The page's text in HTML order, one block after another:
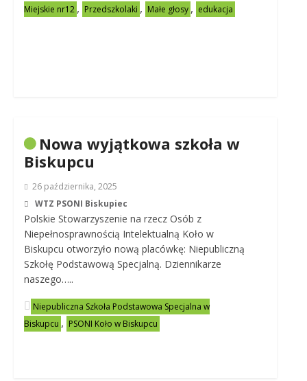
Miejskie nr12 , Przedszkolaki , Małe głosy , edukacja
Nowa wyjątkowa szkoła w
Biskupcu
26 października, 2025
WTZ PSONI Biskupiec
Polskie Stowarzyszenie na rzecz Osób z
Niepełnosprawnością Intelektualną Koło w
Biskupcu otworzyło nową placówkę: Niepubliczną
Szkołę Podstawową Specjalną. Dziennikarze
naszego…..
Niepubliczna Szkoła Podstawowa Specjalna w
Biskupcu , PSONI Koło w Biskupcu